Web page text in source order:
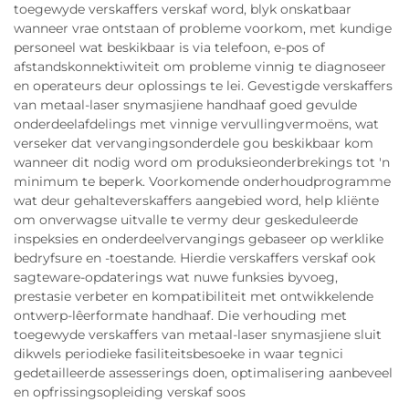
toegewyde verskaffers verskaf word, blyk onskatbaar
wanneer vrae ontstaan of probleme voorkom, met kundige
personeel wat beskikbaar is via telefoon, e-pos of
afstandskonnektiwiteit om probleme vinnig te diagnoseer
en operateurs deur oplossings te lei. Gevestigde verskaffers
van metaal-laser snymasjiene handhaaf goed gevulde
onderdeelafdelings met vinnige vervullingvermoëns, wat
verseker dat vervangingsonderdele gou beskikbaar kom
wanneer dit nodig word om produksieonderbrekings tot 'n
minimum te beperk. Voorkomende onderhoudprogramme
wat deur gehalteverskaffers aangebied word, help kliënte
om onverwagse uitvalle te vermy deur geskeduleerde
inspeksies en onderdeelvervangings gebaseer op werklike
bedryfsure en -toestande. Hierdie verskaffers verskaf ook
sagteware-opdaterings wat nuwe funksies byvoeg,
prestasie verbeter en kompatibiliteit met ontwikkelende
ontwerp-lêerformate handhaaf. Die verhouding met
toegewyde verskaffers van metaal-laser snymasjiene sluit
dikwels periodieke fasiliteitsbesoeke in waar tegnici
gedetailleerde assesserings doen, optimalisering aanbeveel
en opfrissingsopleiding verskaf soos